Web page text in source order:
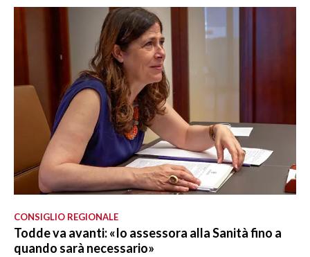
CONSIGLIO REGIONALE
Todde va avanti: «Io assessora alla Sanità fino a
quando sarà necessario»